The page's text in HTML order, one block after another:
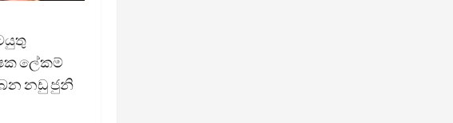
ලේකම්
නඩු ජුනි